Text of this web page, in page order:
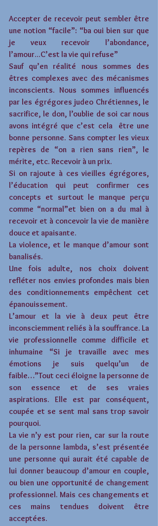
Accepter de recevoir peut sembler être
une notion “facile”: “ba oui bien sur que
je veux recevoir l’abondance,
l’amour...C’est la vie qui refuse”
Sauf qu’en réalité nous sommes des
êtres complexes avec des mécanismes
inconscients. Nous sommes influencés
par les égrégores judeo Chrétiennes, le
sacrifice, le don, l’oublie de soi car nous
avons intégré que c’est cela  être une
bonne personne. Sans compter les vieux
repères de “on a rien sans rien”, le
mérite, etc. Recevoir à un prix.
Si on rajoute à ces vieilles égrégores,
l’éducation qui peut confirmer ces
concepts et surtout le manque perçu
comme “normal”et bien on a du mal à
recevoir et à concevoir la vie de manière
douce et apaisante.
La violence, et le manque d’amour sont
banalisés.
Une fois adulte, nos choix doivent
refléter nos envies profondes mais bien
des conditionnements empêchent cet
épanouissement.
L’amour et la vie à deux peut être
inconsciemment reliés à la souffrance. La
vie professionnelle comme difficile et
inhumaine “Si je travaille avec mes
émotions je suis quelqu’un de
faible…”Tout ceci éloigne la personne de
son essence et de ses vraies
aspirations. Elle est par conséquent,
coupée et se sent mal sans trop savoir
pourquoi.
La vie n’y est pour rien, car sur la route
de la personne lambda, s’est présentée
une personne qui aurait été capable de
lui donner beaucoup d’amour en couple,
ou bien une opportunité de changement
professionnel. Mais ces changements et
ces mains tendues doivent être
acceptées.